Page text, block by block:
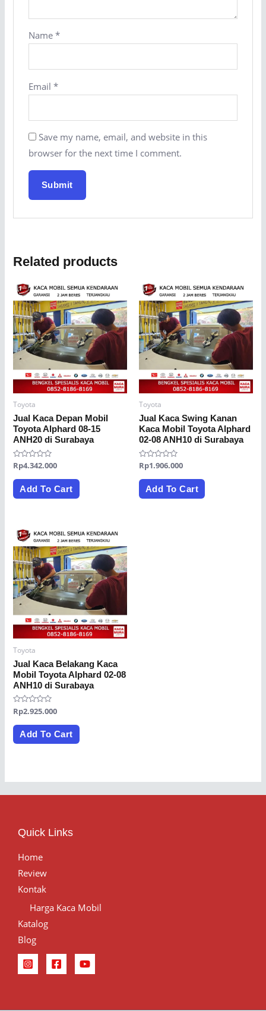
Name *
Email *
Save my name, email, and website in this
browser for the next time I comment.
Related products
Toyota
Jual Kaca Depan Mobil
Toyota Alphard 08-15
ANH20 di Surabaya
Rated
out
Rp4.342.000
Add To Cart
Toyota
Jual Kaca Swing Kanan
Kaca Mobil Toyota Alphard
02-08 ANH10 di Surabaya
Rated
out
Rp1.906.000
Add To Cart
Toyota
Jual Kaca Belakang Kaca
Mobil Toyota Alphard 02-08
ANH10 di Surabaya
Rated
0
out
Rp2.925.000
Add To Cart
Quick Links
Home
Review
Kontak
Harga Kaca Mobil
Katalog
Blog